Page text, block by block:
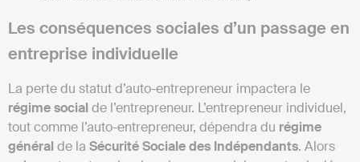
Les conséquences sociales d’un passage en
entreprise individuelle
La perte du statut d’auto-entrepreneur impactera le
régimesocial de l’entrepreneur. L’entrepreneur individuel,
tout comme l’auto-entrepreneur, dépendra du régime
général de la Sécurité Sociale des Indépendants. Alors